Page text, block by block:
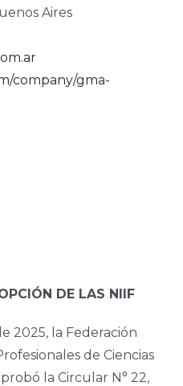
Aires
company/gma-
DE LAS NIIF
2025, la Federación
de Ciencias
la Circular N° 22,